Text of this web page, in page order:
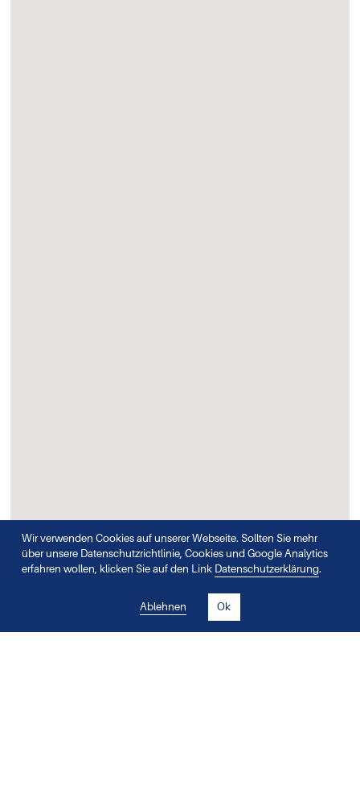
Wir verwenden Cookies auf unserer Webseite. Sollten Sie mehr
über unsere Datenschutzrichtlinie, Cookies und Google Analytics
erfahren wollen, klicken Sie auf den Link Datenschutzerklärung.
Ablehnen Ok